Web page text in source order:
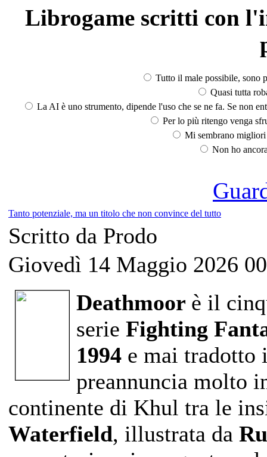
Librogame scritti con
Tutto il male possibile, sono
Quasi tutta
La AI è uno strumento, dipende l'uso che se ne fa. Se non
Per lo più ritengo venga
Mi sembrano
Non ho
Tanto potenziale, ma un titolo che non convince del tutto
Scritto da Prodo
Giovedì 14 Maggio 2026
Deathmoor è il
serie Fighting
1994 e mai tradotto
preannuncia molto
continente di Khul tra le
Waterfield, illustrata da